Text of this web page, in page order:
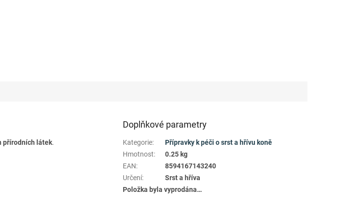
přírodních látek.
Doplňkové parametry
Kategorie:
Přípravky k péči o srst a hřívu koně
Hmotnost:
0.25 kg
EAN:
8594167143240
Určení:
Srst a hříva
Položka byla vyprodána…